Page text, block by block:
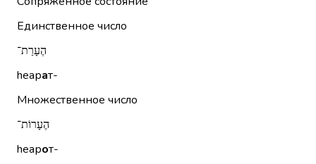
Единственное число
הֶעָרַת־
hеарат-
Множественное число
הֶעָרוֹת־
hеарот-